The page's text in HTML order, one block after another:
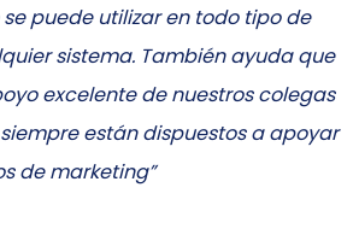
puede utilizar en todo tipo de
sistema. También ayuda que
excelente de nuestros colegas
están dispuestos a apoyar
de marketing”